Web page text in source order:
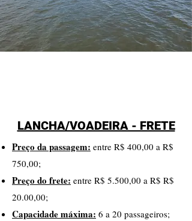
LANCHA/VOADEIRA - FRETE
Preço da passagem: entre R$ 400,00 a R$
750,00;
Preço do frete: entre R$ 5.500,00 a R$ R$
20.00,00;
Capacidade máxima: 6 a 20 passageiros;